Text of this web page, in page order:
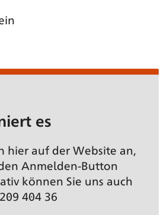
es
hier auf der Website an,
Anmelden-Button
können Sie uns auch
404 36